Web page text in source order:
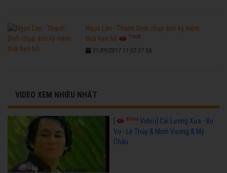
Ngọc Lan - Thanh Bình chụp ảnh kỷ niệm
thời hẹn hò
17828
21/09/2017 11:02:37 SA
VIDEO XEM NHIỀU NHẤT
[ 67094 Video] Cải Lương Xưa - Bơ
Vơ - Lệ Thủy & Minh Vương & Mỹ
Châu